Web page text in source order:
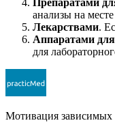
Препаратами
анализы на месте
Лекарствами.
Аппаратами
для
Мотивация зависимых